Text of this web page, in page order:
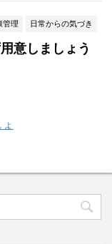
管理 日常からの気づき
意しましょう